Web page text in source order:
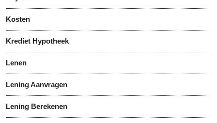
Kosten
Krediet Hypotheek
Lenen
Lening Aanvragen
Lening Berekenen